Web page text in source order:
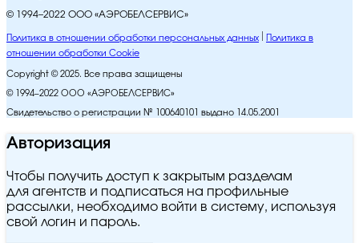
© 1994–2022 ООО «АЭРОБЕЛСЕРВИС»
Политика в отношении обработки персональных данных
Политика в
отношении обработки Cookie
Copyright © 2025. Все права защищены
© 1994–2022 ООО «АЭРОБЕЛСЕРВИС»
Свидетельство о регистрации № 100640101 выдано 14.05.2001
Авторизация
Чтобы получить доступ к закрытым разделам
для агентств и подписаться на профильные
рассылки, необходимо войти в систему, используя
свой логин и пароль.